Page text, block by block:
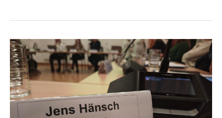
Von
leeren
Kassen,
Altkleider-
Chaos
und
Fördermitteln